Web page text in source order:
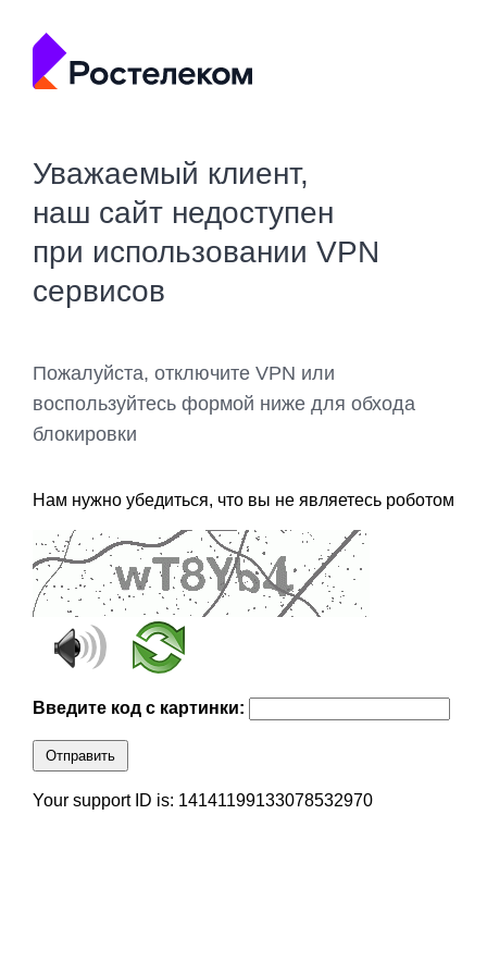
Уважаемый клиент,
наш сайт недоступен
при использовании VPN
сервисов
Пожалуйста, отключите VPN или
воспользуйтесь формой ниже для обхода
блокировки
Нам нужно убедиться, что вы не являетесь роботом
Введите код с картинки:
Отправить
Your support ID is: 14141199133078532970